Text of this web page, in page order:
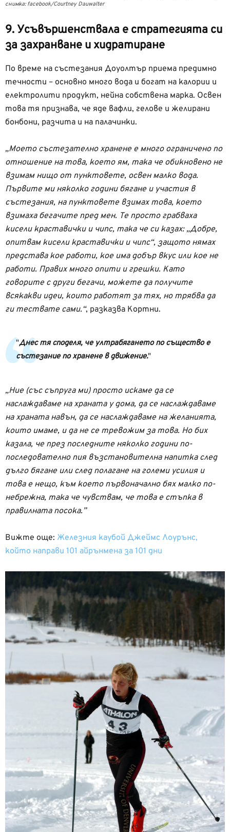
снимка: facebook/Courtney Dauwalter
9. Усъвършенствала е стратегията си
за захранване и хидратиране
По време на състезания Доуолтър приема предимно
течности – основно много вода и богат на калории и
електролити продукт, нейна собствена марка. Освен
това тя признава, че яде вафли, гелове и желирани
бонбони, разчита и на палачинки.
„Моето състезателно хранене е много ограничено по
отношение на това, което ям, така че обикновено не
взимам нищо от пунктовете, освен малко вода.
Първите ми няколко години бягане и участия в
състезания, на пунктовете взимах това, което
взимаха бегачите пред мен. Те просто грабваха
кисели краставички и чипс, така че си казах: „Добре,
опитвам кисели краставички и чипс“, защото нямах
представа кое работи, кое има добър вкус или кое не
работи. Правих много опити и грешки. Като
говорите с други бегачи, можете да получите
всякакви идеи, които работят за тях, но трябва да
ги тествате сами.“, разказва Кортни.
Днес тя споделя, че ултрабягането по същество е
състезание по хранене в движение.
„Ние (със съпруга ми) просто искаме да се
наслаждаваме на храната у дома, да се наслаждаваме
на храната навън, да се наслаждаваме на желанията,
които имаме, и да не се тревожим за това. Но бих
казала, че през последните няколко години по-
последователно пия възстановителна напитка след
дълго бягане или след полагане на големи усилия и
това е нещо, към което първоначално бях малко по-
небрежна, така че чувствам, че това е стъпка в
правилната посока.”
Вижте още: Железния каубой Джеймс Лоурънс,
който направи 101 айрънмена за 101 дни